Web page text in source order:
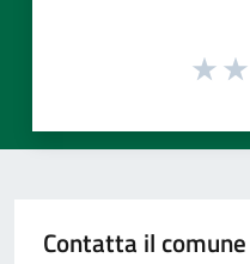
Contatta il comune